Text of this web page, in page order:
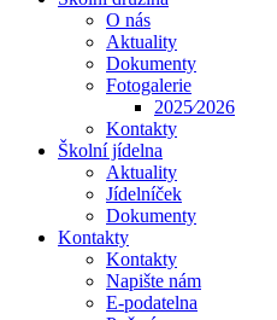
O nás
Aktuality
Dokumenty
Fotogalerie
2025⁄2026
Kontakty
Školní jídelna
Aktuality
Jídelníček
Dokumenty
Kontakty
Kontakty
Napište nám
E-podatelna